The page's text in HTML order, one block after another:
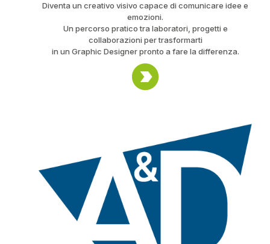
Diventa un creativo visivo capace di comunicare idee e
emozioni.
Un percorso pratico tra laboratori, progetti e
collaborazioni per trasformarti
in un Graphic Designer pronto a fare la differenza.